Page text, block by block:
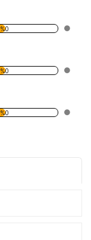
%0
%0
%0